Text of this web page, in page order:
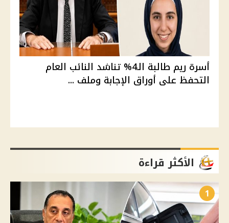
أسرة ريم طالبة الـ4% تناشد النائب العام
التحفظ على أوراق الإجابة وملف ...
الأكثر قراءة
1